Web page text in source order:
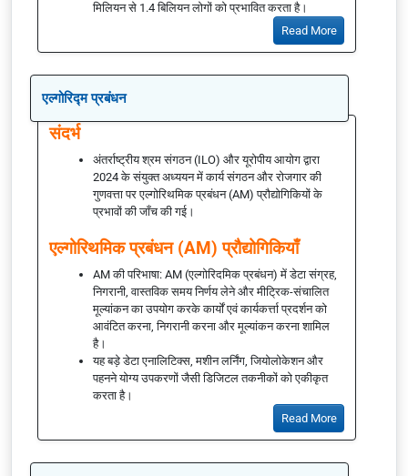
मिलियन से 1.4 बिलियन लोगों को प्रभावित करता है।
Read More
एल्गोरिद्म प्रबंधन
संदर्भ
अंतर्राष्ट्रीय श्रम संगठन (ILO) और यूरोपीय आयोग द्वारा
2024 के संयुक्त अध्ययन में कार्य संगठन और रोजगार की
गुणवत्ता पर एल्गोरिथमिक प्रबंधन (AM) प्रौद्योगिकियों के
प्रभावों की जाँच की गई।
एल्गोरिथमिक प्रबंधन (AM) प्रौद्योगिकियाँ
AM की परिभाषा: AM (एल्गोरिदमिक प्रबंधन) में डेटा संग्रह,
निगरानी, ​​वास्तविक समय निर्णय लेने और मीट्रिक-संचालित
मूल्यांकन का उपयोग करके कार्यों एवं कार्यकर्त्ता प्रदर्शन को
आवंटित करना, निगरानी करना और मूल्यांकन करना शामिल
है।
यह बड़े डेटा एनालिटिक्स, मशीन लर्निंग, जियोलोकेशन और
पहनने योग्य उपकरणों जैसी डिजिटल तकनीकों को एकीकृत
करता है।
Read More